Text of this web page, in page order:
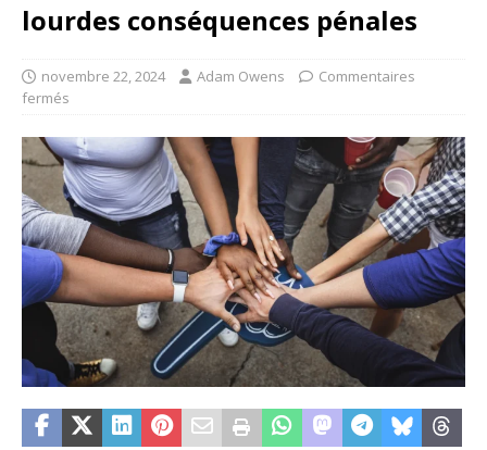
lourdes conséquences pénales
novembre 22, 2024 Adam Owens
Commentaires
fermés